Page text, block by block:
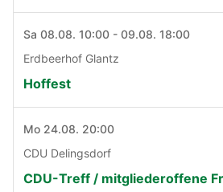
Sa 08.08. 10:00 - 09.08. 18:00
Erdbeerhof Glantz
Hoffest
Mo 24.08. 20:00
CDU Delingsdorf
CDU-Treff / mitgliederoffene